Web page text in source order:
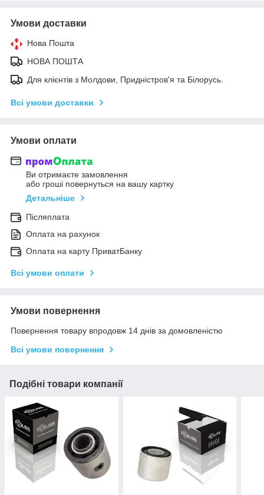
Умови доставки
Нова Пошта
НОВА ПОШТА
Для клієнтів з Молдови, Придністров'я та Білорусь.
Всі умови доставки
Умови оплати
Ви отримаєте замовлення
або гроші повернуться на вашу картку
Детальніше
Післяплата
Оплата на рахунок
Оплата на карту ПриватБанку
Всі умови оплати
Умови повернення
Повернення товару впродовж 14 днів за домовленістю
Всі умови повернення
Подібні товари компанії